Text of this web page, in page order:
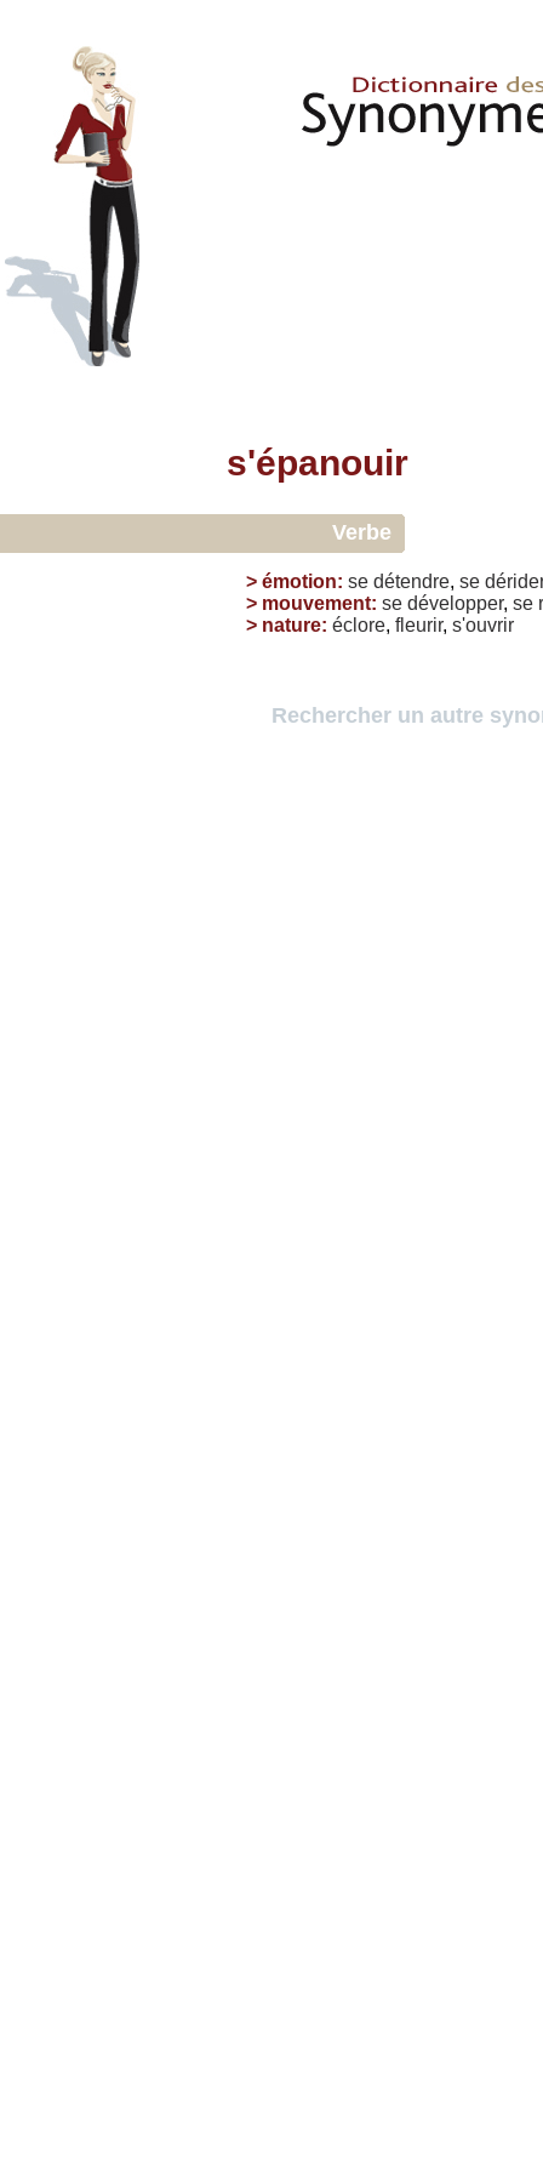
s'épanouir
Verbe
> émotion: se détendre, se
> mouvement: se développer, se
> nature: éclore, fleurir, s'ouvrir
Rechercher un autre